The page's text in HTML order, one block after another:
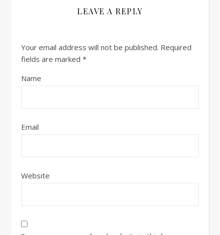
LEAVE A REPLY
Your email address will not be published. Required
fields are marked *
Name
Email
Website